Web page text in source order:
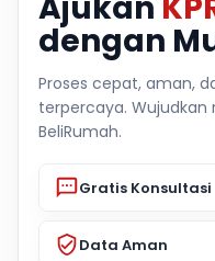
dengan
Proses cepat, aman,
terpercaya.
BeliRumah.
Gratis Konsultasi
Data Aman